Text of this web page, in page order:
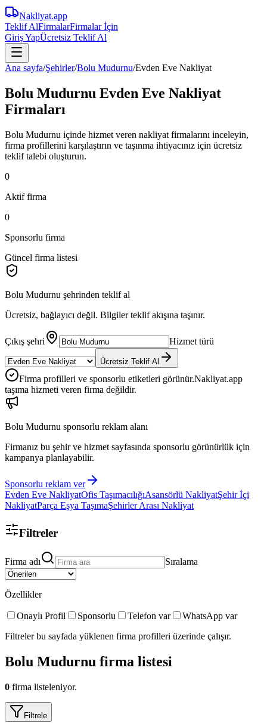
Nakliyat.app
Teklif AlFirmalarFirmalar İçin
Giriş YapÜcretsiz Teklif Al
Ana sayfa/Şehirler/Bolu Mudurnu/Evden Eve Nakliyat
Bolu Mudurnu Evden Eve Nakliyat
Firmaları
Bolu Mudurnu içinde hizmet veren nakliyat firmalarını inceleyin,
firma profillerini karşılaştırın ve taşınma ihtiyacınız için ücretsiz
teklif talebi oluşturun.
0
Aktif firma
0
Sponsorlu firma
Güncel firma listesi
Bolu Mudurnu şehrinden teklif al
Ücretsiz, bağlayıcı değil. Bilgiler teklif akışına taşınır.
Çıkış şehri Hizmet türü
Ücretsiz Teklif Al
Firma profilleri ve sponsorlu etiketleri görünür.Nakliyat.app
taşıma hizmeti veren firma değildir.
Bolu Mudurnu sponsorlu reklam alanı
Firmanız bu şehir ve hizmet sayfasında sponsorlu görünürlük için
kampanya planlayabilir.
Sponsorlu reklam ver
Evden Eve NakliyatOfis TaşımacılığıAsansörlü NakliyatŞehir İçi
NakliyatParça Eşya TaşımaŞehirler Arası Nakliyat
Filtreler
Firma adı Sıralama
Özellikler
Onaylı Profil Sponsorlu Telefon var
WhatsApp var
Filtreler bu sayfada yüklenen firma profilleri üzerinde çalışır.
Bolu Mudurnu firma listesi
0 firma listeleniyor.
Filtrele